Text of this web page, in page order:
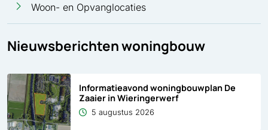
Woon- en Opvanglocaties
Nieuwsberichten woningbouw
Informatieavond woningbouwplan De
Zaaier in Wieringerwerf
5 augustus 2026